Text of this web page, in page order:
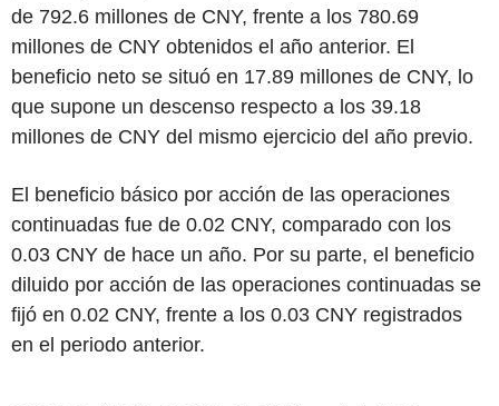
de 792.6 millones de CNY, frente a los 780.69
millones de CNY obtenidos el año anterior. El
beneficio neto se situó en 17.89 millones de CNY, lo
que supone un descenso respecto a los 39.18
millones de CNY del mismo ejercicio del año previo.
El beneficio básico por acción de las operaciones
continuadas fue de 0.02 CNY, comparado con los
0.03 CNY de hace un año. Por su parte, el beneficio
diluido por acción de las operaciones continuadas se
fijó en 0.02 CNY, frente a los 0.03 CNY registrados
en el periodo anterior.